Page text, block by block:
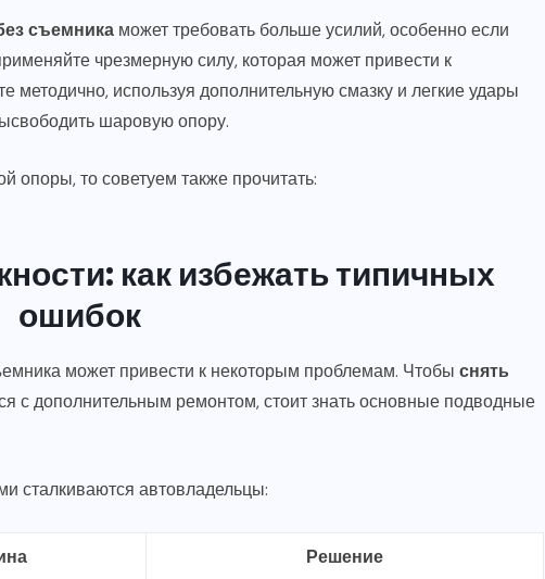
съемника может требовать больше усилий, особенно если
чрезмерную силу, которая может привести к
методично, используя дополнительную смазку и легкие удары
шаровую опору.
опоры, то советуем также прочитать:
как избежать типичных
ошибок
может привести к некоторым проблемам. Чтобы снять
с дополнительным ремонтом, стоит знать основные подводные
сталкиваются автовладельцы:
Решение